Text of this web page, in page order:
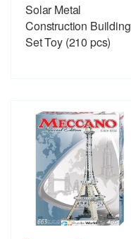
Solar Metal
Construction Building
Set Toy (210 pcs)